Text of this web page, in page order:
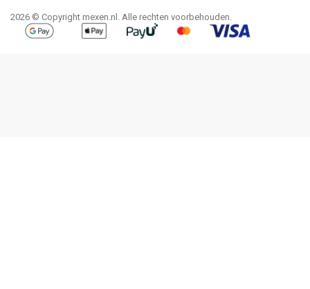
2026 © Copyright mexen.nl. Alle rechten voorbehouden.